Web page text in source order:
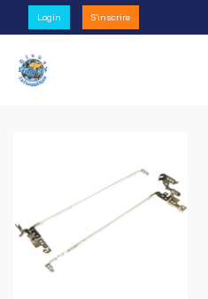
Login S'inscrire